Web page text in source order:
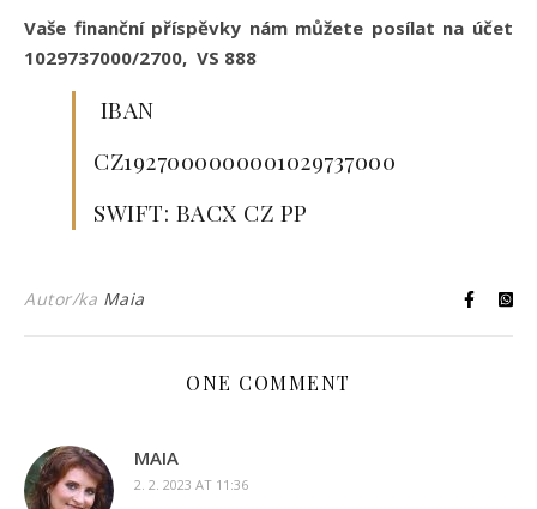
Vaše finanční příspěvky nám můžete posílat na účet
1029737000/2700, VS 888
IBAN
CZ1927000000001029737000
SWIFT: BACX CZ PP
Autor/ka Maia
ONE COMMENT
MAIA
2. 2. 2023 AT 11:36